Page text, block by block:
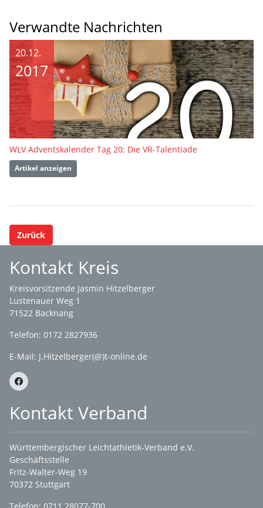
Verwandte Nachrichten
20.12.
2017
WLV Adventskalender Tag 20: Die VR-Talentiade
Artikel anzeigen
Zurück
Kontakt Kreis
Kreisvorsitzende Jasmin Hitzelberger
Lustenauer Weg 1
71522 Backnang
Telefon: 0172 2827936
E-Mail: J.Hitzelberger(@)t-online.de
Kontakt Verband
Württembergischer Leichtathletik-Verband e.V.
Geschäftsstelle
Fritz-Walter-Weg 19
70372 Stuttgart